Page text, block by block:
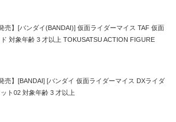
売】[バンダイ(BANDAI)] 仮面ライダーマイス TAF 仮面
対象年齢 3 才以上 TOKUSATSU ACTION FIGURE
売】[BANDAI] [バンダイ 仮面ライダーマイス DXライダ
ト02 対象年齢 3 才以上